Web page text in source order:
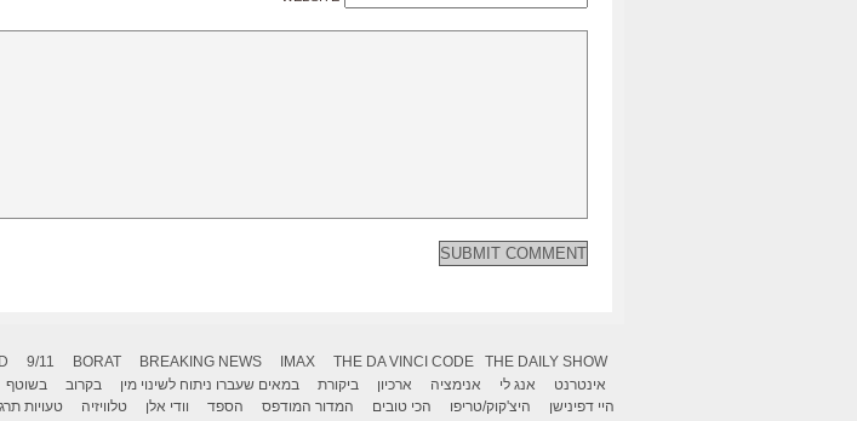
9/11 BORAT BREAKING NEWS IMAX THE DA VINCI CODE THE DAILY SHOW
אינטרנט
אנג לי אנימציה ארכיון ביקורת במאים שעברו ניתוח לשינוי מין בקרוב בשוטף
היי דפינישן
היצ'קוק/טריפו הכי טובים המדור המודפס הספד וודי אלן טלוויזיה טעויות